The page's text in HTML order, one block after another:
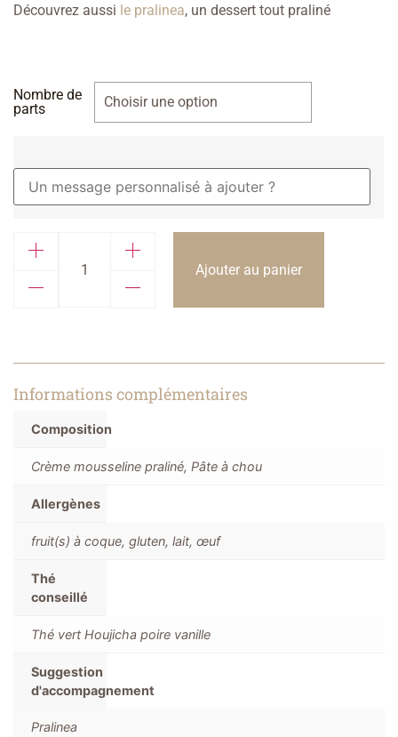
Découvrez aussi le pralinea, un dessert tout praliné
Nombre de
parts
Ajouter au panier
Informations complémentaires
Composition
Crème mousseline praliné, Pâte à chou
Allergènes
fruit(s) à coque, gluten, lait, œuf
Thé
conseillé
Thé vert Houjicha poire vanille
Suggestion
d'accompagnement
Pralinea